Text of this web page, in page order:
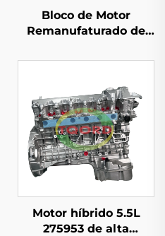
Bloco de Motor
Remanufaturado de
508PN AJ133 V8 a
para Jaguar Land
Rover XF XJ RANGE
ROVER VOGUE
Motor híbrido 5.5L
275953 de alta